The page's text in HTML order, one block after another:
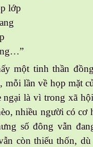
lớp
một tinh thần
lần về họp mặt
ngại là vì trong xã
nhiều người có cơ
số đông vẫn
còn thiếu thốn,